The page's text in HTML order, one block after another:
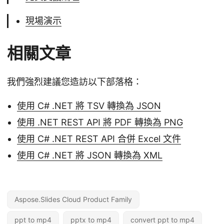
現場演示
相關文章
我們強烈建議您造訪以下部落格：
使用 C# .NET 將 TSV 轉換為 JSON
使用 .NET REST API 將 PDF 轉換為 PNG
使用 C# .NET REST API 合併 Excel 文件
使用 C# .NET 將 JSON 轉換為 XML
Aspose.Slides Cloud Product Family
ppt to mp4 pptx to mp4 convert ppt to mp4